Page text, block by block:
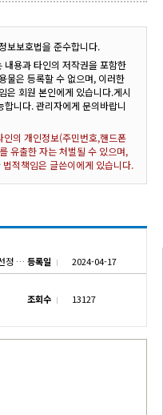
보보호법을 준수합니다.
용과 타인의 저작권을 포함한
물은 등록할 수 없으며, 이러한
은 회원 본인에게 있습니다.게시
니다. 관리자에게 문의바랍니
의 개인정보(주민번호,핸드폰
유출한 자는 처벌될 수 있으며,
적책임은 글쓴이에게 있습니다.
2024학년도 9,1학년 수학여행 업체선정 제안서제출 재공고 등록일 2024-04-17
조회수 13127